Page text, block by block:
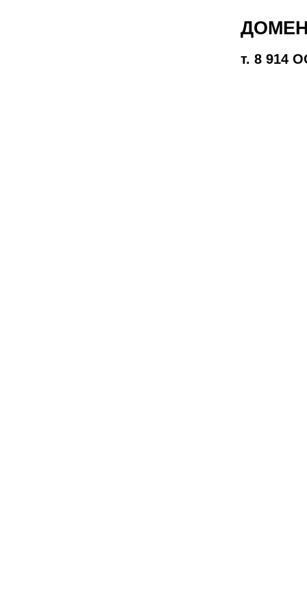
т. 8 914